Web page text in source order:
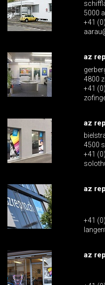
5000
+41
az
4800
+41
az
4500
+41
az
+41
az